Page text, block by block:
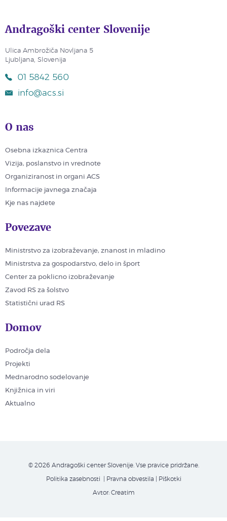
Andragoški center Slovenije
Ulica Ambrožiča Novljana 5
Ljubljana, Slovenija
01 5842 560
info@acs.si
O nas
Osebna izkaznica Centra
Vizija, poslanstvo in vrednote
Organiziranost in organi ACS
Informacije javnega značaja
Kje nas najdete
Povezave
Ministrstvo za izobraževanje, znanost in mladino
Ministrstva za gospodarstvo, delo in šport
Center za poklicno izobraževanje
Zavod RS za šolstvo
Statistični urad RS
Domov
Področja dela
Projekti
Mednarodno sodelovanje
Knjižnica in viri
Aktualno
© 2026 Andragoški center Slovenije. Vse pravice pridržane.
Politika zasebnosti | Pravna obvestila Piškotki
Avtor: Creatim